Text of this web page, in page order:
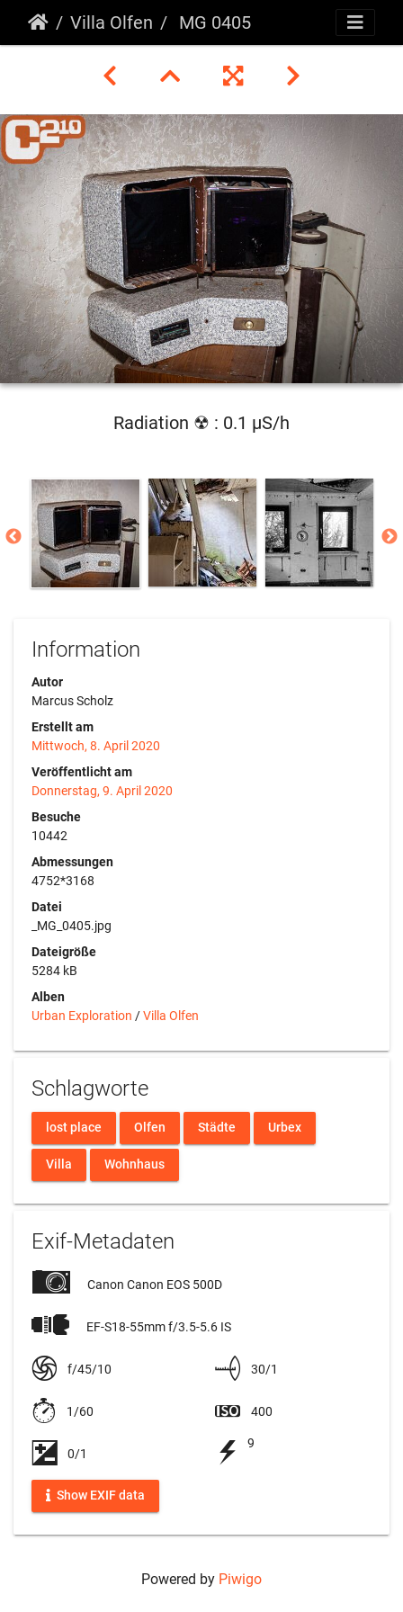
Villa Olfen MG 0405
Radiation ☢ : 0.1 µS/h
Information
Autor
Marcus Scholz
Erstellt am
Mittwoch, 8. April 2020
Veröffentlicht am
Donnerstag, 9. April 2020
Besuche
10442
Abmessungen
4752*3168
Datei
_MG_0405.jpg
Dateigröße
5284 kB
Alben
Urban Exploration /Villa Olfen
Schlagworte
lost place Olfen Städte Urbex
Villa Wohnhaus
Exif-Metadaten
Canon Canon EOS 500D
EF-S18-55mm f/3.5-5.6 IS
f/45/10 30/1
1/60 400
0/1
9
Show EXIF data
Powered by Piwigo